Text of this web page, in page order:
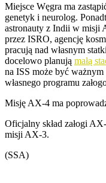
Miejsce Węgra ma
genetyk i neurolog.
astronauty z Indii w misji
przez ISRO, agencję
pracują nad własnym
docelowo planują małą
na ISS może być
własnego programu
Misję AX-4 ma
Oficjalny skład załogi
misji AX-3.
(SSA)